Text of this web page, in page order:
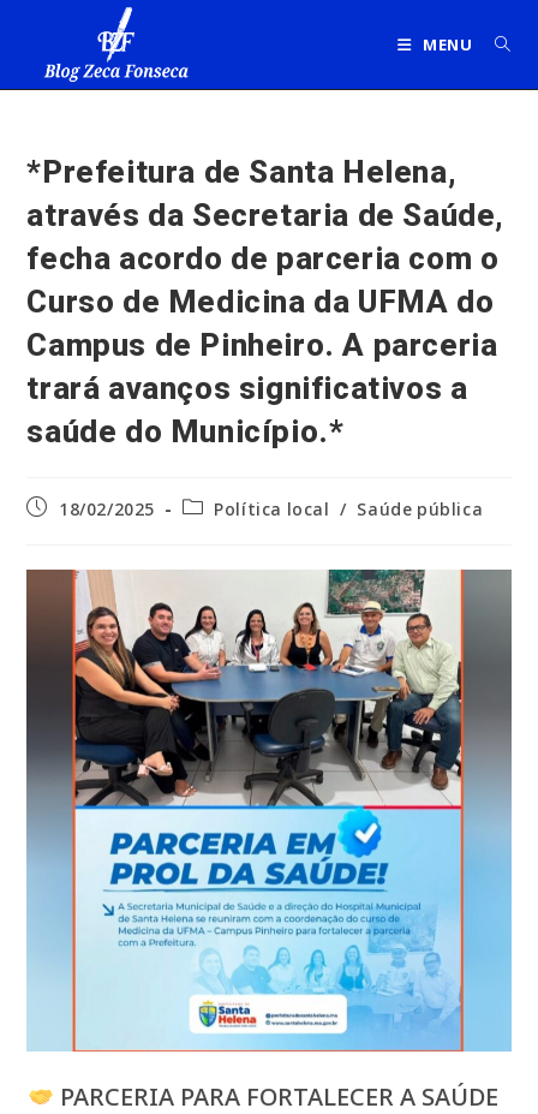
MENU
*Prefeitura de Santa Helena,
através da Secretaria de Saúde,
fecha acordo de parceria com o
Curso de Medicina da UFMA do
Campus de Pinheiro. A parceria
trará avanços significativos a
saúde do Município.*
Post18/02/2025
Categoria
Política local / Saúde pública
PARCERIA PARA FORTALECER A SAÚDE